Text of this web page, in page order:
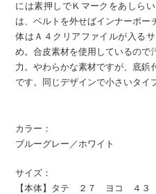
には素押しでＫマークをあしら
は、ベルトを外せばインナーポー
体はＡ４クリアファイルが入る
め。合皮素材を使用しているので
力。やわらかな素材ですが、底鋲
です。同じデザインで小さいタイ
カラー：
ブルーグレー／ホワイト
サイズ：
【本体】タテ ２７ ヨコ ４